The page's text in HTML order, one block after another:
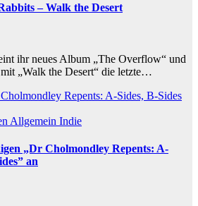
– Walk the Desert
ihr neues Album „The Overflow“ und
„Walk the Desert“ die letzte…
Allgemein Indie
„Dr Cholmondley Repents: A-
an